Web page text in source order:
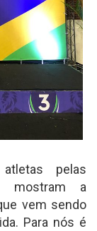
pelas
mostram a
vem sendo
Para nós é